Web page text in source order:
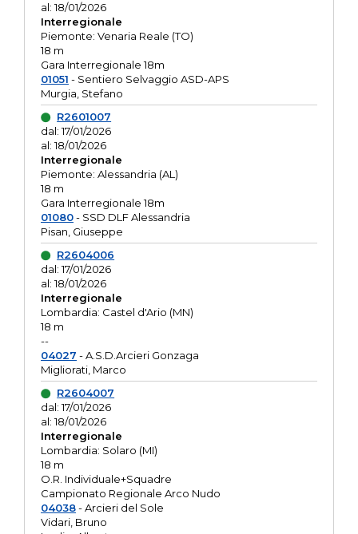
al: 18/01/2026
Interregionale
Piemonte: Venaria Reale (TO)
18 m
Gara Interregionale 18m
01051 - Sentiero Selvaggio ASD-APS
Murgia, Stefano
R2601007
dal: 17/01/2026
al: 18/01/2026
Interregionale
Piemonte: Alessandria (AL)
18 m
Gara Interregionale 18m
01080- SSD DLF Alessandria
Pisan, Giuseppe
R2604006
dal: 17/01/2026
al: 18/01/2026
Interregionale
Lombardia: Castel d'Ario (MN)
18 m
--
04027 - A.S.D.Arcieri Gonzaga
Migliorati, Marco
R2604007
dal: 17/01/2026
al: 18/01/2026
Interregionale
Lombardia: Solaro (MI)
18 m
O.R. Individuale+Squadre
Campionato Regionale Arco Nudo
04038- Arcieri del Sole
Vidari, Bruno